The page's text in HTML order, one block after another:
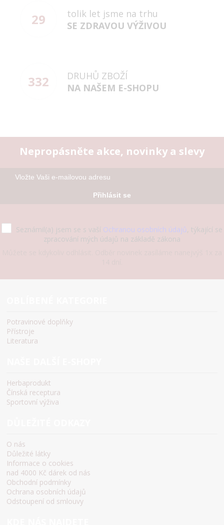
29
tolik let jsme na trhu
SE ZDRAVOU VÝŽIVOU
332
DRUHŮ ZBOŽÍ
NA NAŠEM E-SHOPU
Nepropásněte akce, novinky a slevy
Přihlásit se
Seznámil(a) jsem se s vaší Ochranou osobních údajů, týkající se
zpracování mých údajů na základě zákona
Potravinové doplňky
Přístroje
Literatura
Herbaprodukt
Čínská receptura
Sportovní výživa
O nás
Důležité látky
Informace o cookies
nad 4000 Kč dárek od nás
Obchodní podmínky
Ochrana osobních údajů
Odstoupení od smlouvy